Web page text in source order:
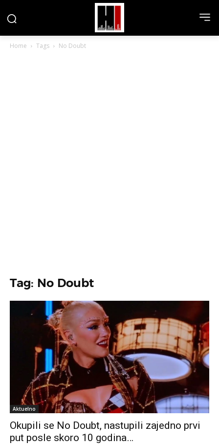
Home Tags No Doubt
Tag: No Doubt
Aktuelno
Okupili se No Doubt, nastupili zajedno prvi
put posle skoro 10 godina…